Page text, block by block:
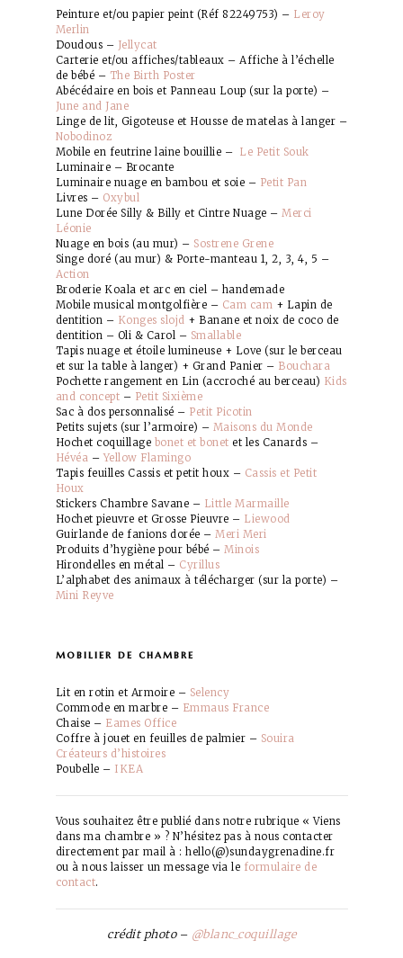
Peinture et/ou papier peint (Réf 82249753) – Leroy
Merlin
Doudous – Jellycat
Carterie et/ou affiches/tableaux – Affiche à l’échelle
de bébé – The Birth Poster
Abécédaire en bois et Panneau Loup (sur la porte) –
June and Jane
Linge de lit, Gigoteuse et Housse de matelas à langer –
Nobodinoz
Mobile en feutrine laine bouillie – Le Petit Souk
Luminaire – Brocante
Luminaire nuage en bambou et soie – Petit Pan
Livres – Oxybul
Lune Dorée Silly & Billy et Cintre Nuage – Merci
Léonie
Nuage en bois (au mur) – Sostrene Grene
Singe doré (au mur) & Porte-manteau 1, 2, 3, 4, 5 –
Action
Broderie Koala et arc en ciel – handemade
Mobile musical montgolfière – Cam cam + Lapin de
dentition – Konges slojd + Banane et noix de coco de
dentition – Oli & Carol – Smallable
Tapis nuage et étoile lumineuse + Love (sur le berceau
et sur la table à langer) + Grand Panier – Bouchara
Pochette rangement en Lin (accroché au berceau) Kids
and concept – Petit Sixième
Sac à dos personnalisé – Petit Picotin
Petits sujets (sur l’armoire) – Maisons du Monde
Hochet coquillage bonet et bonet et les Canards –
Hévéa –Yellow Flamingo
Tapis feuilles Cassis et petit houx – Cassis et Petit
Houx
Stickers Chambre Savane – Little Marmaille
Hochet pieuvre et Grosse Pieuvre – Liewood
Guirlande de fanions dorée – Meri Meri
Produits d’hygiène pour bébé – Minois
Hirondelles en métal – Cyrillus
L’alphabet des animaux à télécharger (sur la porte) –
Mini Reyve
mobilier de chambre
Lit en rotin et Armoire – Selency
Commode en marbre – Emmaus France
Chaise – Eames Office
Coffre à jouet en feuilles de palmier – Souira
Créateurs d’histoires
Poubelle – IKEA
Vous souhaitez être publié dans notre rubrique « Viens
dans ma chambre » ? N’hésitez pas à nous contacter
directement par mail à : hello(@)sundaygrenadine.fr
ou à nous laisser un message via le formulaire de
contact.
crédit photo– @blanc_coquillage